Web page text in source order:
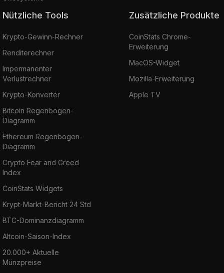
Nützliche Tools
Krypto-Gewinn-Rechner
Renditerechner
Impermanenter
Verlustrechner
Krypto-Konverter
Bitcoin Regenbogen-
Diagramm
Ethereum Regenbogen-
Diagramm
Crypto Fear and Greed
Index
CoinStats Widgets
Krypt-Markt-Bericht 24 Std
BTC-Dominanzdiagramm
Altcoin-Saison-Index
20.000+ Aktuelle
Münzpreise
Zusätzliche Produkte
CoinStats Chrome-
Erweiterung
MacOS-Widget
Mozilla-Erweiterung
Apple TV